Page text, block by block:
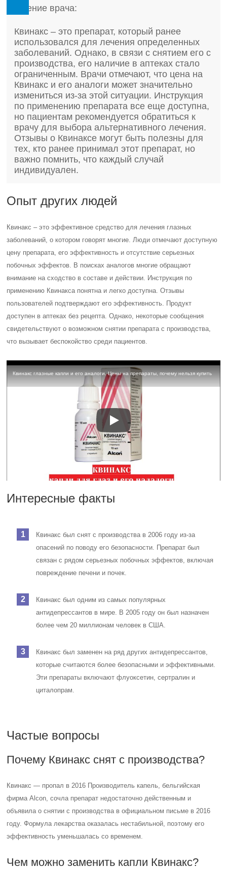
Мнение врача:
Квинакс – это препарат, который ранее
использовался для лечения определенных
заболеваний. Однако, в связи с снятием его с
производства, его наличие в аптеках стало
ограниченным. Врачи отмечают, что цена на
Квинакс и его аналоги может значительно
измениться из-за этой ситуации. Инструкция
по применению препарата все еще доступна,
но пациентам рекомендуется обратиться к
врачу для выбора альтернативного лечения.
Отзывы о Квинаксе могут быть полезны для
тех, кто ранее принимал этот препарат, но
важно помнить, что каждый случай
индивидуален.
Опыт других людей
Квинакс – это эффективное средство для лечения глазных
заболеваний, о котором говорят многие. Люди отмечают доступную
цену препарата, его эффективность и отсутствие серьезных
побочных эффектов. В поисках аналогов многие обращают
внимание на сходство в составе и действии. Инструкция по
применению Квинакса понятна и легко доступна. Отзывы
пользователей подтверждают его эффективность. Продукт
доступен в аптеках без рецепта. Однако, некоторые сообщения
свидетельствуют о возможном снятии препарата с производства,
что вызывает беспокойство среди пациентов.
Квинакс глазные капли и его аналоги. Цены на препараты, почему нельзя купить
Интересные факты
Квинакс был снят с производства в 2006 году из-за
опасений по поводу его безопасности. Препарат был
связан с рядом серьезных побочных эффектов, включая
повреждение печени и почек.
Квинакс был одним из самых популярных
антидепрессантов в мире. В 2005 году он был назначен
более чем 20 миллионам человек в США.
Квинакс был заменен на ряд других антидепрессантов,
которые считаются более безопасными и эффективными.
Эти препараты включают флуоксетин, сертралин и
циталопрам.
Частые вопросы
Почему Квинакс снят с производства?
Квинакс — пропал в 2016 Производитель капель, бельгийская
фирма Alcon, сочла препарат недостаточно действенным и
объявила о снятии с производства в официальном письме в 2016
году. Формула лекарства оказалась нестабильной, поэтому его
эффективность уменьшалась со временем.
Чем можно заменить капли Квинакс?